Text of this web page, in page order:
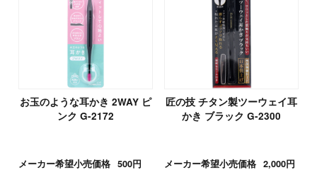
お玉のような耳かき 2WAY ピ
ンク G-2172
メーカー希望小売価格 500円
匠の技 チタン製ツーウェイ耳
かき ブラック G-2300
メーカー希望小売価格 2,000円